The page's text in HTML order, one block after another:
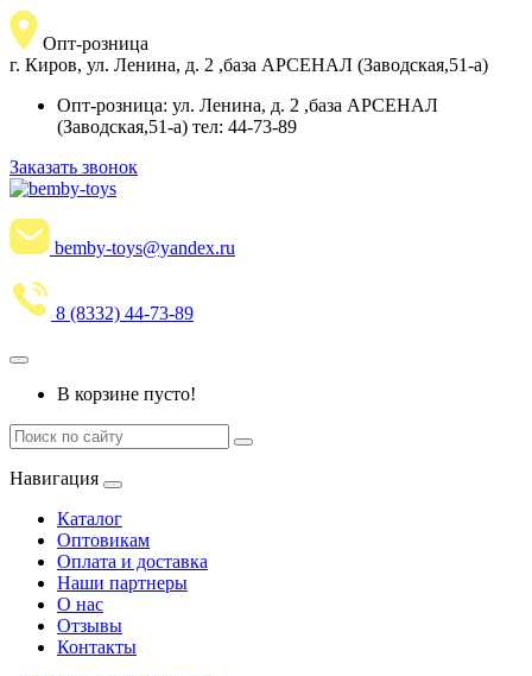
Опт-розница
г. Киров, ул. Ленина, д. 2 ,база АРСЕНАЛ (Заводская,51-а)
Опт-розница: ул. Ленина, д. 2 ,база АРСЕНАЛ
(Заводская,51-а) тел: 44-73-89
Заказать звонок
bemby-toys@yandex.ru
8 (8332) 44-73-89
В корзине пусто!
Навигация
Каталог
Оптовикам
Оплата и доставка
Наши партнеры
О нас
Отзывы
Контакты